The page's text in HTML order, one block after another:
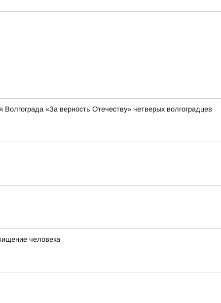
«За верность Отечеству» четверых волгоградцев
человека